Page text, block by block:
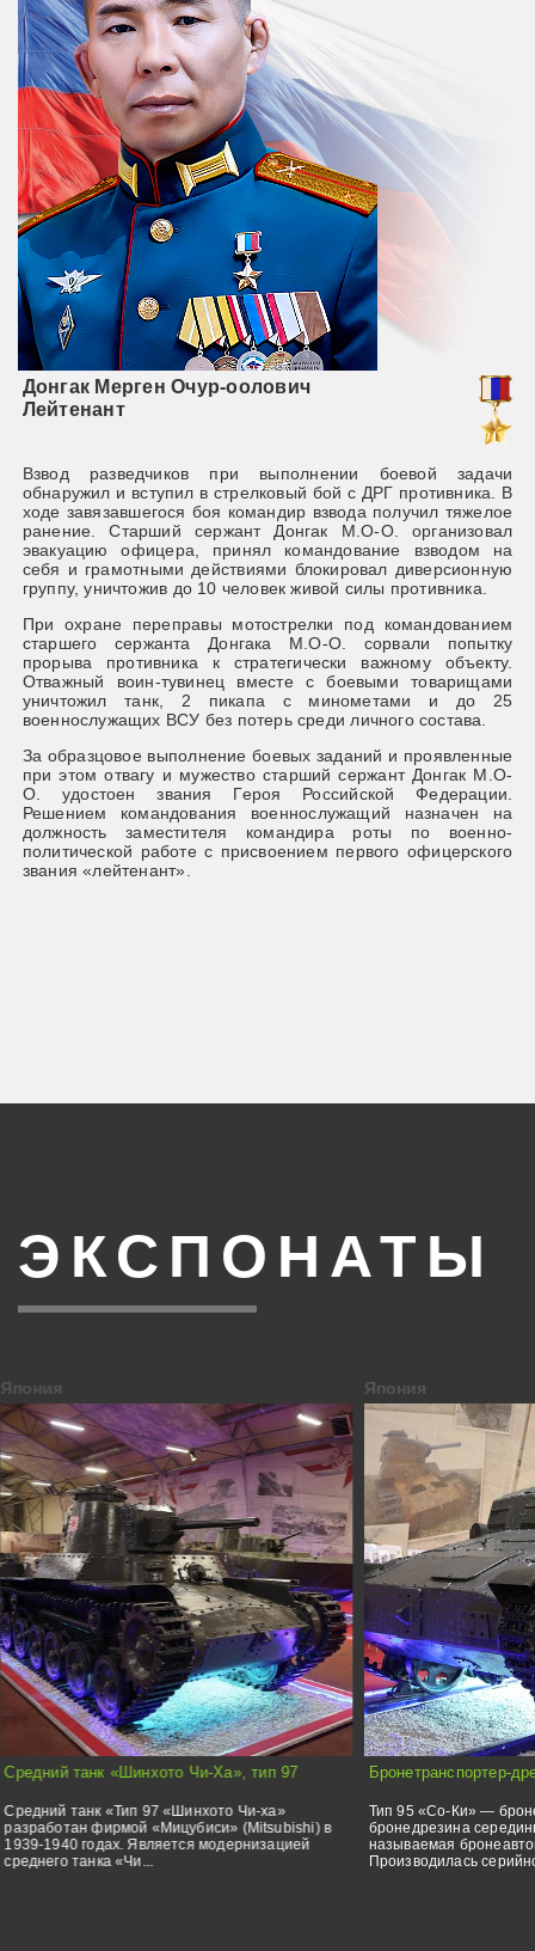
Додосов Иван Алексеевич
Майор
В ходе наступления наших сил танковый батальон майора
Додосова И.А. должен был прорвать тщательно
подготовленную оборону стратегически важного
населенного пункта. Итогом боя стал полный разгром
неприятеля, 2 захваченных танка и ни одной потери среди
наших бойцов.
лесополосы, наши танки осуществили стремительный
прорыв в тыл врага и неожиданной атакой нанесли ему
поражение.
ЭКСПОНАТЫ
Япония
Бронетранспортер-дрезина «Со-Ки», тип 95
Тип 95 «Со-Ки» — бронетраспортер —
бронедрезина середины 1930-х годов, иногда
называемая бронеавтомобилем.
Производилась серийно с 1936...
СССР
Батальонный
82-мм батальонный
(БМ-37), разработан в
завода №7 «Арсенал»
руководств...